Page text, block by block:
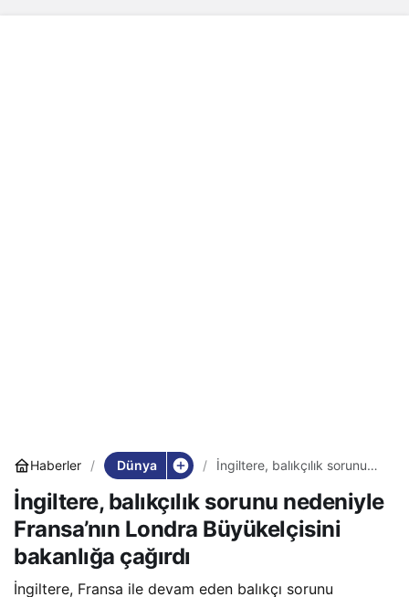
Haberler Dünya
İngiltere, balıkçılık sorunu
Büyükelçisini bakanlığa
çağırdı
İngiltere, balıkçılık sorunu nedeniyle
Fransa’nın Londra Büyükelçisini
bakanlığa çağırdı
İngiltere, Fransa ile devam eden balıkçı sorunu